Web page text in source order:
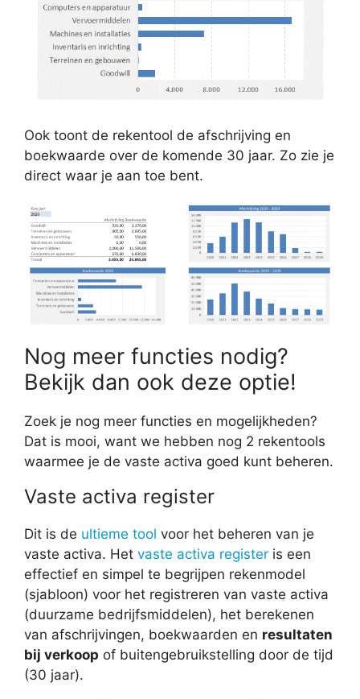
Ook toont de rekentool de afschrijving en
boekwaarde over de komende 30 jaar. Zo zie je
direct waar je aan toe bent.
Nog meer functies nodig?
Bekijk dan ook deze optie!
Zoek je nog meer functies en mogelijkheden?
Dat is mooi, want we hebben nog 2 rekentools
waarmee je de vaste activa goed kunt beheren.
Vaste activa register
Dit is de ultieme tool voor het beheren van je
vaste activa. Het vaste activa register is een
effectief en simpel te begrijpen rekenmodel
(sjabloon) voor het registreren van vaste activa
(duurzame bedrijfsmiddelen), het berekenen
van afschrijvingen, boekwaarden en resultaten
bij verkoop of buitengebruikstelling door de tijd
(30 jaar).